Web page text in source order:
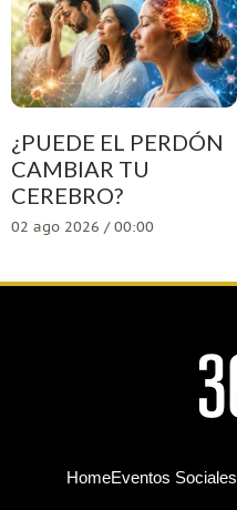
¿PUEDE EL PERDÓN
CAMBIAR TU
CEREBRO?
02 ago 2026 / 00:00
HomeEventos Sociales